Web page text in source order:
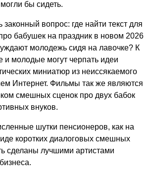
бы сидеть.
вопрос: где найти текст для
бабушек на праздник в новом 2026
молодежь сидя на лавочке? К
и молодые могут черпать идеи
миниатюр из неиссякаемого
Интернет. Фильмы так же являются
смешных сценок про двух бабок
внуков.
шутки пенсионеров, как на
коротких диалоговых смешных
сделаны лучшими артистами